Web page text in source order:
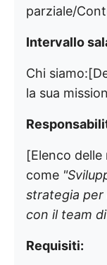
parziale/
Intervallo
Chi siamo:
la sua
[Elenco
come
strategia per
con il team
Requisiti: